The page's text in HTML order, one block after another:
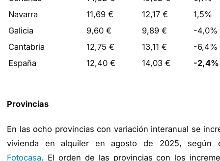
Navarra
11,69 € 12,17 €
1,5%
Galicia
9,60 € 9,89 €
-4,0%
Cantabria
12,75 € 13,11 €
-6,4%
España
12,40 € 14,03 € -2,4%
Provincias
En las ocho provincias con variación interanual se
vivienda en alquiler en agosto de 2025, según
Fotocasa. El orden de las provincias con los